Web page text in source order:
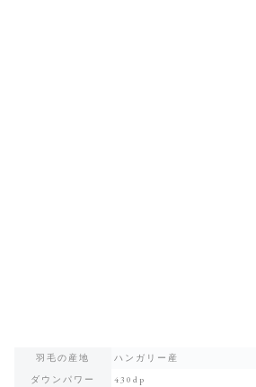
羽毛の産地
ハンガリー産
ダウンパワー
430dp